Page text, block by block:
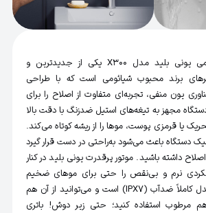
ماشین اصلاح شیائومی یونی بلید مدل X300 یکی از جدیدترین و
برند محبوب شیائومی است که با طراحی
یون منفی، تجربه‌ای متفاوت از اصلاح را برای
مجهز به تیغه‌های استیل ضدزنگ با دقت بالا
یا قرمزی پوست، موها را از ریشه کوتاه می‌کند.
دستگاه باعث می‌شود به‌راحتی در دست قرار گیرد
داشته باشید. موتور پرقدرت یونی بلید در کنار
نرم و بی‌نقص را حتی برای موهای ضخیم
فراهم می‌کند. این مدل کاملاً ضدآب (IPX7) است و می‌توانید از آن هم
استفاده کنید؛ حتی زیر دوش! باتری